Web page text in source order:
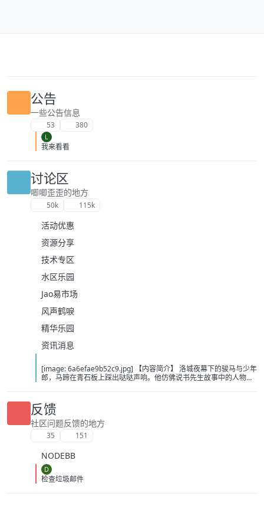
公告
一些公告信息
53 380
L
我来看看
讨论区
唧唧歪歪的地方
50k 115k
活动优惠
资源分享
技术专区
水区乐园
Jao易市场
风声鹤唳
精华乐园
资讯消息
[image: 6a6efae9b52c9.jpg] 【内容简介】 洛城夜幕下的骏马与少年
郎，马蹄在青石板上踩出哒哒声响。他仿佛说书先生故事中的人物，
的故事，待我慢慢说。 【下载地址】 百度：
https://pan.baidu.com/s/1itOGh3KBKMv6JfIHYQxwpQ?pwd=bcd2
夸克：https://pan.quark.cn/s/8375dbc46783?pwd=Tibp 移动：
https://yun.139.com/shareweb/#/w/i/2wFGUZhZz7Fr1
反馈
社区问题反馈的地方
35 151
NODEBB
D
检查垃圾邮件